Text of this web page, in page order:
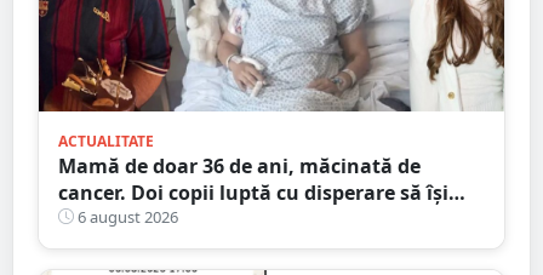
ACTUALITATE
Mamă de doar 36 de ani, măcinată de
cancer. Doi copii luptă cu disperare să își
salveze mama: „Nu o lăsați să se stingă”
6 august 2026